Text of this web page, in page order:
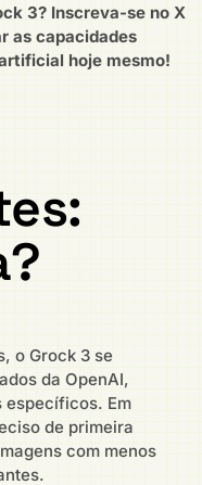
3? Inscreva-se no X
as capacidades
hoje mesmo!
o Grock 3 se
da OpenAI,
específicos. Em
de primeira
com menos